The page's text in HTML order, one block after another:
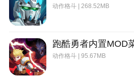
动作格斗 | 268.52MB
跑酷勇者内置MOD
动作格斗 | 95.67MB